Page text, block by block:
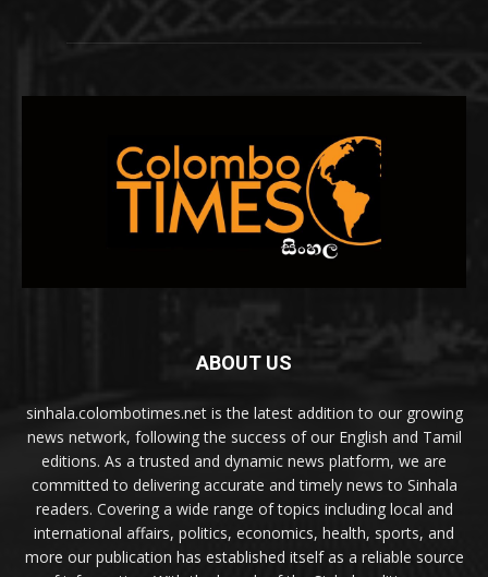
ABOUT US
sinhala.colombotimes.net is the latest addition to our growing
news network, following the success of our English and Tamil
editions. As a trusted and dynamic news platform, we are
committed to delivering accurate and timely news to Sinhala
readers. Covering a wide range of topics including local and
international affairs, politics, economics, health, sports, and
more our publication has established itself as a reliable source